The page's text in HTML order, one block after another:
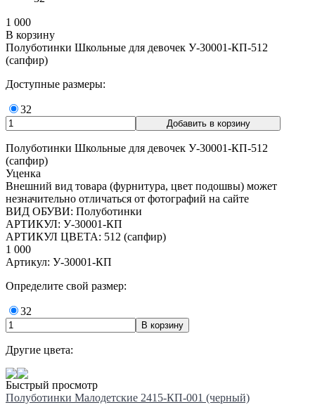
1 000
В корзину
Полуботинки Школьные для девочек У-30001-КП-512
(сапфир)
Доступные размеры:
32
Полуботинки Школьные для девочек У-30001-КП-512
(сапфир)
Уценка
Внешний вид товара (фурнитура, цвет подошвы) может
незначительно отличаться от фотографий на сайте
ВИД ОБУВИ: Полуботинки
АРТИКУЛ: У-30001-КП
АРТИКУЛ ЦВЕТА: 512 (сапфир)
1 000
Артикул: У-30001-КП
Определите свой размер:
32
Другие цвета:
Быстрый просмотр
Полуботинки Малодетские 2415-КП-001 (черный)